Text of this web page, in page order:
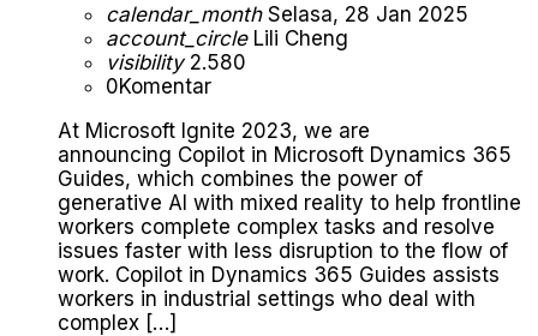
calendar_monthSelasa, 28 Jan 2025
account_circleLili Cheng
visibility2.580
0Komentar
At Microsoft Ignite 2023, we are
announcing Copilot in Microsoft Dynamics 365
Guides, which combines the power of
generative AI with mixed reality to help frontline
workers complete complex tasks and resolve
issues faster with less disruption to the flow of
work. Copilot in Dynamics 365 Guides assists
workers in industrial settings who deal with
complex […]